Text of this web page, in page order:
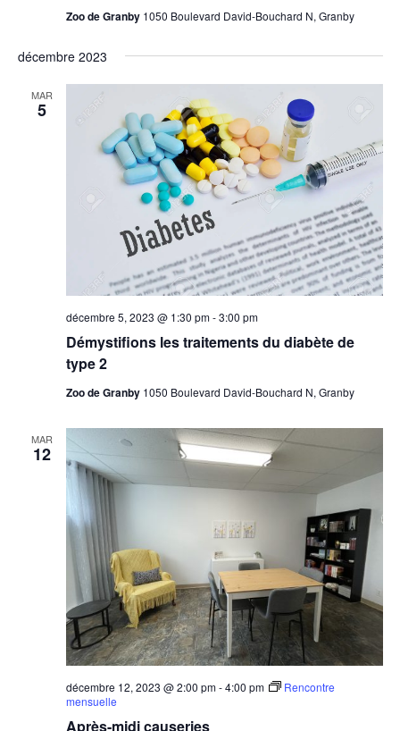
Zoo de Granby 1050 Boulevard David-Bouchard N, Granby
décembre 2023
MAR
5
Démystifions les traitements du diabète de
type 2
décembre 5, 2023 @ 1:30 pm-3:00 pm
Zoo de Granby 1050 Boulevard David-Bouchard N, Granby
MAR
12
Après-midi causeries
décembre 12, 2023 @ 2:00 pm-4:00 pm
Rencontre
mensuelle